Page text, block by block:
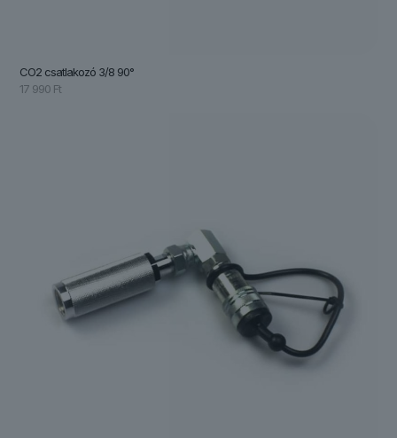
CO2 csatlakozó 3/8 90°
17 990 Ft